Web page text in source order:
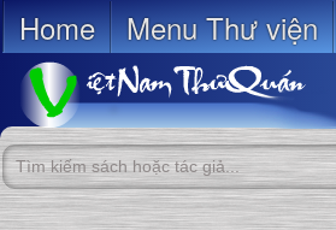
Home Menu Thư viện